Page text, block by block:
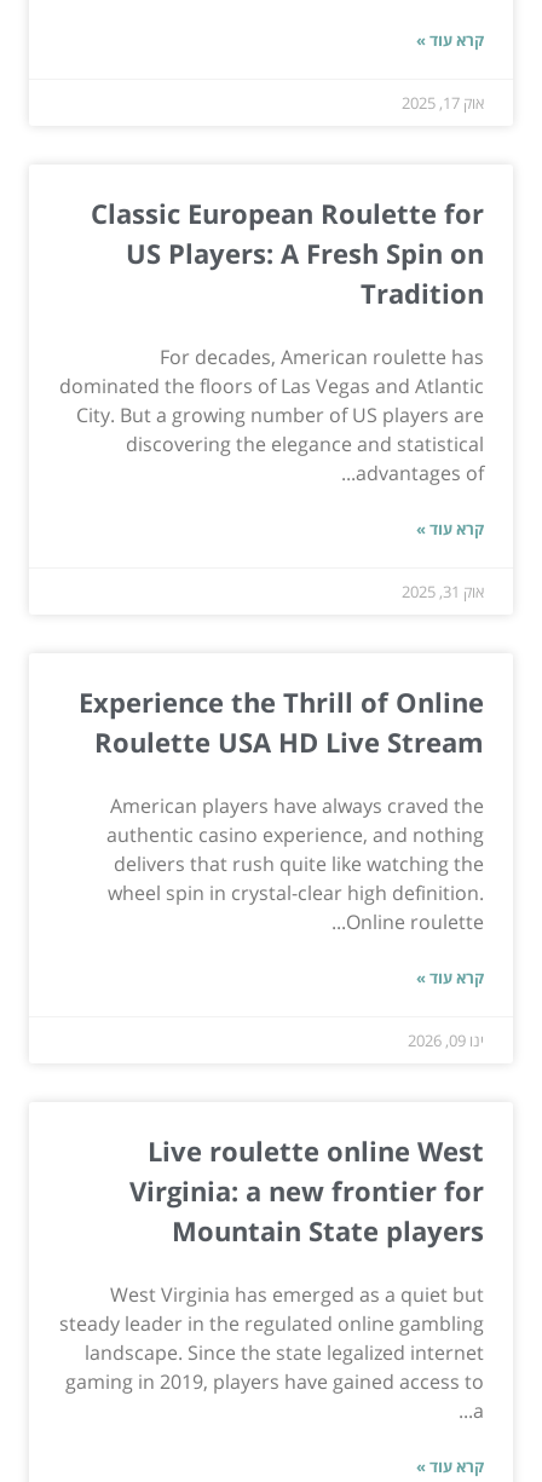
קרא עוד »
אוק 17, 2025
Classic European Roulette for
US Players: A Fresh Spin on
Tradition
For decades, American roulette has
dominated the floors of Las Vegas and Atlantic
City. But a growing number of US players are
discovering the elegance and statistical
advantages of...
קרא עוד »
אוק 31, 2025
Experience the Thrill of Online
Roulette USA HD Live Stream
American players have always craved the
authentic casino experience, and nothing
delivers that rush quite like watching the
wheel spin in crystal-clear high definition.
Online roulette...
קרא עוד »
ינו 09, 2026
Live roulette online West
Virginia: a new frontier for
Mountain State players
West Virginia has emerged as a quiet but
steady leader in the regulated online gambling
landscape. Since the state legalized internet
gaming in 2019, players have gained access to
a...
קרא עוד »